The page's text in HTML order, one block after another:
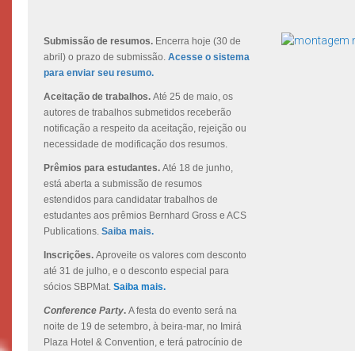
Submissão de resumos. Encerra hoje (30 de
abril) o prazo de submissão. Acesse o sistema
para enviar seu resumo.
Aceitação de trabalhos. Até 25 de maio, os
autores de trabalhos submetidos receberão
notificação a respeito da aceitação, rejeição ou
necessidade de modificação dos resumos.
Prêmios para estudantes. Até 18 de junho,
está aberta a submissão de resumos
estendidos para candidatar trabalhos de
estudantes aos prêmios Bernhard Gross e ACS
Publications. Saiba mais.
Inscrições. Aproveite os valores com desconto
até 31 de julho, e o desconto especial para
sócios SBPMat. Saiba mais.
Conference Party. A festa do evento será na
noite de 19 de setembro, à beira-mar, no Imirá
Plaza Hotel & Convention, e terá patrocínio de